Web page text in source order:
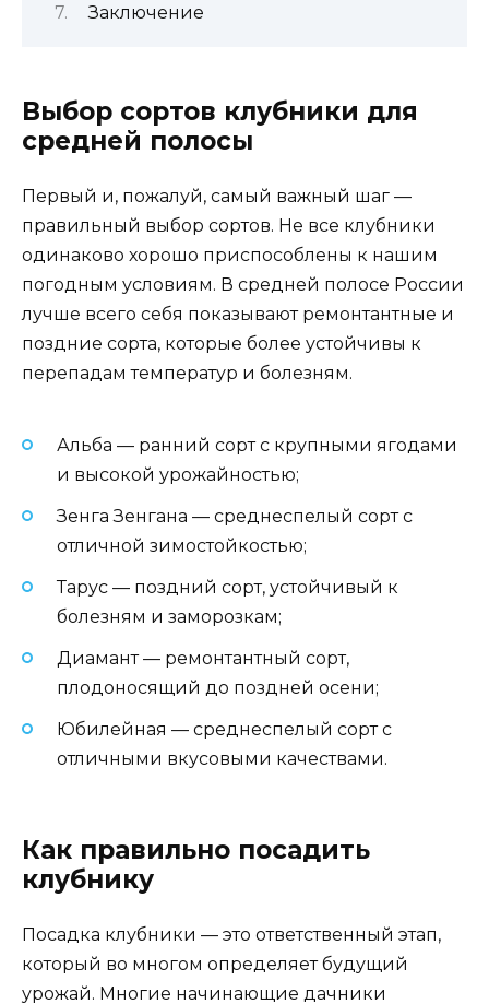
Заключение
Выбор сортов клубники для
средней полосы
Первый и, пожалуй, самый важный шаг —
правильный выбор сортов. Не все клубники
одинаково хорошо приспособлены к нашим
погодным условиям. В средней полосе России
лучше всего себя показывают ремонтантные и
поздние сорта, которые более устойчивы к
перепадам температур и болезням.
Альба — ранний сорт с крупными ягодами
и высокой урожайностью;
Зенга Зенгана — среднеспелый сорт с
отличной зимостойкостью;
Тарус — поздний сорт, устойчивый к
болезням и заморозкам;
Диамант — ремонтантный сорт,
плодоносящий до поздней осени;
Юбилейная — среднеспелый сорт с
отличными вкусовыми качествами.
Как правильно посадить
клубнику
Посадка клубники — это ответственный этап,
который во многом определяет будущий
урожай. Многие начинающие дачники